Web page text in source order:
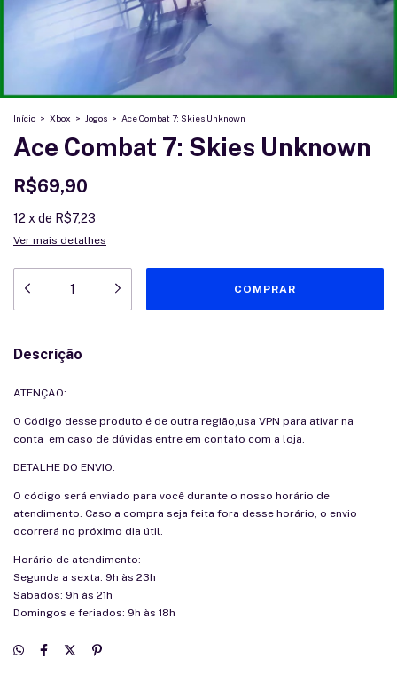
Início > Xbox > Jogos > Ace Combat 7: Skies Unknown
Ace Combat 7: Skies Unknown
R$69,90
12 x de R$7,23
Ver mais detalhes
Descrição
ATENÇÃO:
O Código desse produto é de outra região,usa VPN para ativar na
conta em caso de dúvidas entre em contato com a loja.
DETALHE DO ENVIO:
O código será enviado para você durante o nosso horário de
atendimento. Caso a compra seja feita fora desse horário, o envio
ocorrerá no próximo dia útil.
Horário de atendimento:
Segunda a sexta: 9h às 23h
Sabados: 9h às 21h
Domingos e feriados: 9h às 18h